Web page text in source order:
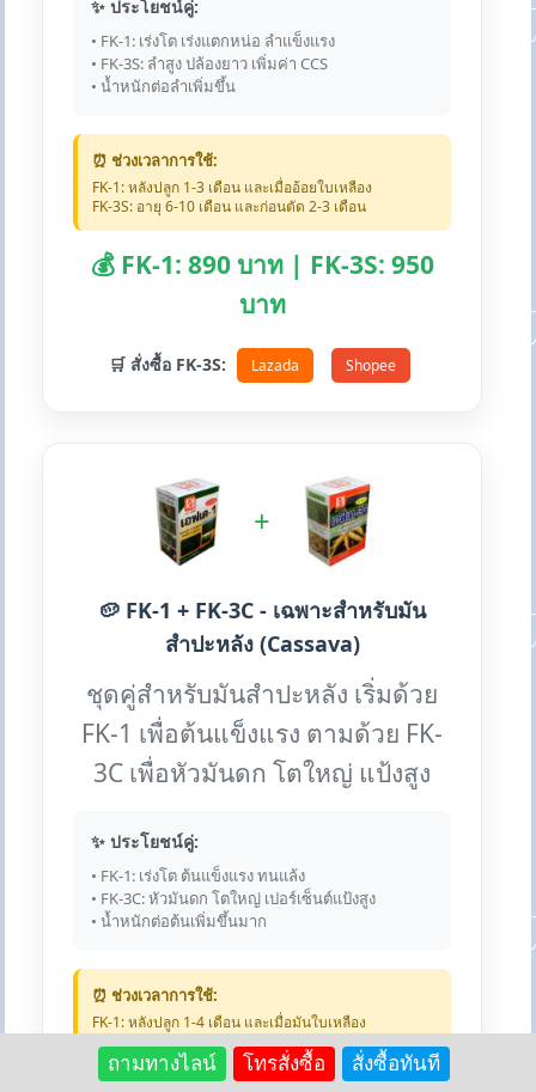
✨ ประโยชน์คู่:
• FK-1: เร่งโต เร่งแตกหน่อ ลำแข็งแรง
• FK-3S: ลำสูง ปล้องยาว เพิ่มค่า CCS
• น้ำหนักต่อลำเพิ่มขึ้น
⏰ ช่วงเวลาการใช้:
FK-1: หลังปลูก 1-3 เดือน และเมื่ออ้อยใบเหลือง
FK-3S: อายุ 6-10 เดือน และก่อนตัด 2-3 เดือน
💰 FK-1: 890 บาท | FK-3S: 950
บาท
🛒 สั่งซื้อ FK-3S: Lazada Shopee
+
🥔 FK-1 + FK-3C - เฉพาะสำหรับมัน
สำปะหลัง (Cassava)
ชุดคู่สำหรับมันสำปะหลัง เริ่มด้วย
FK-1 เพื่อต้นแข็งแรง ตามด้วย FK-
3C เพื่อหัวมันดก โตใหญ่ แป้งสูง
✨ ประโยชน์คู่:
• FK-1: เร่งโต ต้นแข็งแรง ทนแล้ง
• FK-3C: หัวมันดก โตใหญ่ เปอร์เซ็นต์แป้งสูง
• น้ำหนักต่อต้นเพิ่มขึ้นมาก
⏰ ช่วงเวลาการใช้:
FK-1: หลังปลูก 1-4 เดือน และเมื่อมันใบเหลือง
ถามทางไลน์ โทรสั่งซื้อ สั่งซื้อทันที